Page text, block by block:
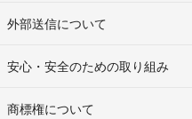
外部送信について
安心・安全のための取り組み
商標権について